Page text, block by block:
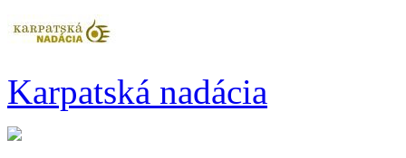
Karpatská nadácia